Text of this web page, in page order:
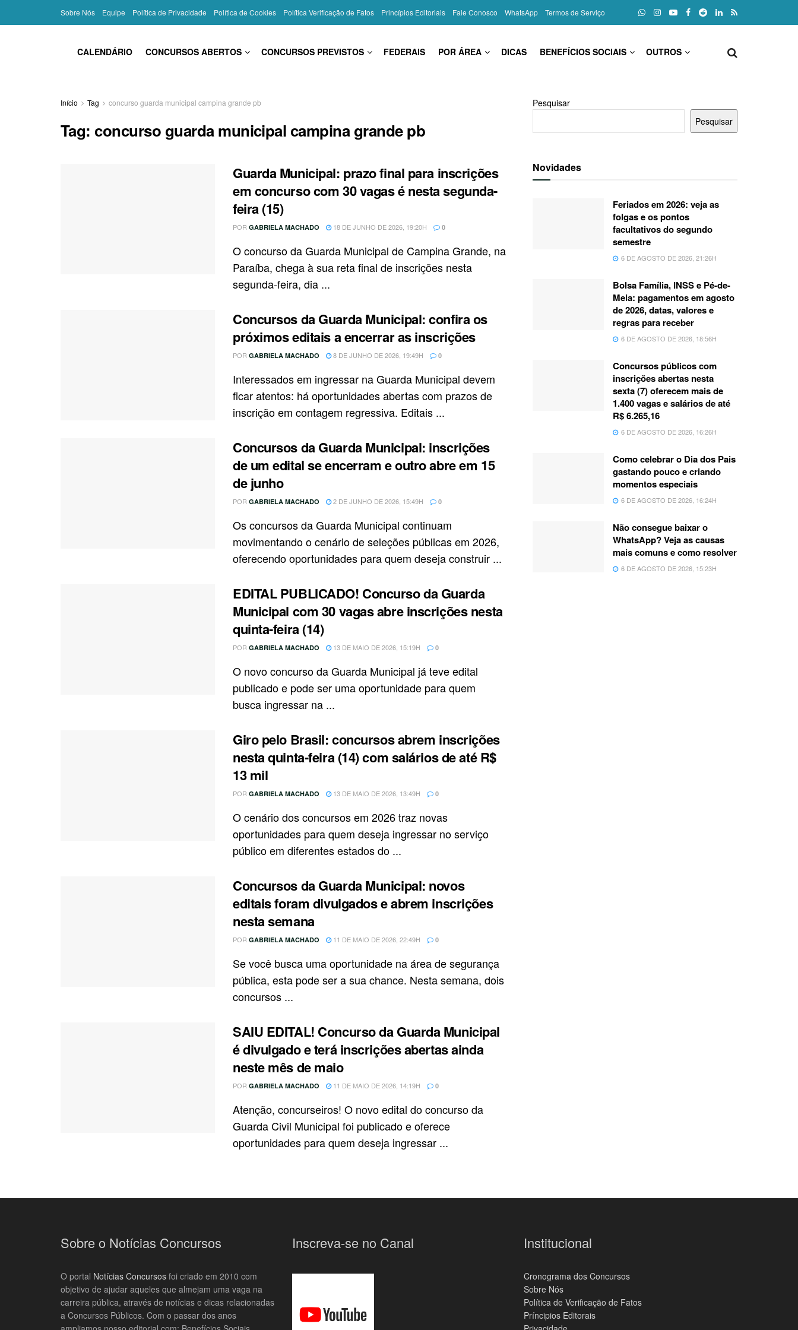
Sobre Nós Equipe Política de Privacidade Política de Cookies Política Verificação de Fatos Princípios Editoriais Fale Conosco WhatsApp Termos de Serviço
CALENDÁRIO CONCURSOS ABERTOS CONCURSOS PREVISTOS FEDERAIS POR ÁREA DICAS BENEFÍCIOS SOCIAIS OUTROS
Início Tag concurso guarda municipal campina grande pb
Tag: concurso guarda municipal campina grande pb
Guarda Municipal: prazo final para inscrições
em concurso com 30 vagas é nesta segunda-
feira (15)
POR GABRIELA MACHADO 18 DE JUNHO DE 2026, 19:20H 0
O concurso da Guarda Municipal de Campina Grande, na
Paraíba, chega à sua reta final de inscrições nesta
segunda-feira, dia ...
Concursos da Guarda Municipal: confira os
próximos editais a encerrar as inscrições
POR GABRIELA MACHADO 8 DE JUNHO DE 2026, 19:49H 0
Interessados em ingressar na Guarda Municipal devem
ficar atentos: há oportunidades abertas com prazos de
inscrição em contagem regressiva. Editais ...
Concursos da Guarda Municipal: inscrições
de um edital se encerram e outro abre em 15
de junho
POR GABRIELA MACHADO 2 DE JUNHO DE 2026, 15:49H 0
Os concursos da Guarda Municipal continuam
movimentando o cenário de seleções públicas em 2026,
oferecendo oportunidades para quem deseja construir ...
EDITAL PUBLICADO! Concurso da Guarda
Municipal com 30 vagas abre inscrições nesta
quinta-feira (14)
POR GABRIELA MACHADO 13 DE MAIO DE 2026, 15:19H 0
O novo concurso da Guarda Municipal já teve edital
publicado e pode ser uma oportunidade para quem
busca ingressar na ...
Giro pelo Brasil: concursos abrem inscrições
nesta quinta-feira (14) com salários de até R$
13 mil
POR GABRIELA MACHADO 13 DE MAIO DE 2026, 13:49H 0
O cenário dos concursos em 2026 traz novas
oportunidades para quem deseja ingressar no serviço
público em diferentes estados do ...
Concursos da Guarda Municipal: novos
editais foram divulgados e abrem inscrições
nesta semana
POR GABRIELA MACHADO 11 DE MAIO DE 2026, 22:49H 0
Se você busca uma oportunidade na área de segurança
pública, esta pode ser a sua chance. Nesta semana, dois
concursos ...
SAIU EDITAL! Concurso da Guarda Municipal
é divulgado e terá inscrições abertas ainda
neste mês de maio
POR GABRIELA MACHADO 11 DE MAIO DE 2026, 14:19H 0
Atenção, concurseiros! O novo edital do concurso da
Guarda Civil Municipal foi publicado e oferece
oportunidades para quem deseja ingressar ...
Pesquisar
Pesquisar
Novidades
Feriados em 2026: veja as
folgas e os pontos
facultativos do segundo
semestre
6 DE AGOSTO DE 2026, 21:26H
Bolsa Família, INSS e Pé-de-
Meia: pagamentos em agosto
de 2026, datas, valores e
regras para receber
6 DE AGOSTO DE 2026, 18:56H
Concursos públicos com
inscrições abertas nesta
sexta (7) oferecem mais de
1.400 vagas e salários de até
R$ 6.265,16
6 DE AGOSTO DE 2026, 16:26H
Como celebrar o Dia dos Pais
gastando pouco e criando
momentos especiais
6 DE AGOSTO DE 2026, 16:24H
Não consegue baixar o
WhatsApp? Veja as causas
mais comuns e como resolver
6 DE AGOSTO DE 2026, 15:23H
Sobre o Notícias Concursos
O portal Notícias Concursos foi criado em 2010 com
objetivo de ajudar aqueles que almejam uma vaga na
carreira pública, através de notícias e dicas relacionadas
a Concursos Públicos. Com o passar dos anos
Inscreva-se no Canal Institucional
Cronograma dos Concursos
Sobre Nós
Política de Verificação de Fatos
Príncipios Editorais